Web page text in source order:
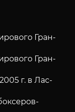
Гран-
Гран-
г. в Лас-